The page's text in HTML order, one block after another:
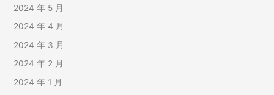
2024 年 5 月
2024 年 4 月
2024 年 3 月
2024 年 2 月
2024 年 1 月